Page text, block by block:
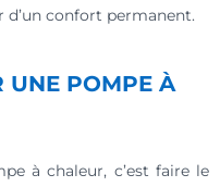
confort permanent.
UNE POMPE À
à chaleur, c’est faire le